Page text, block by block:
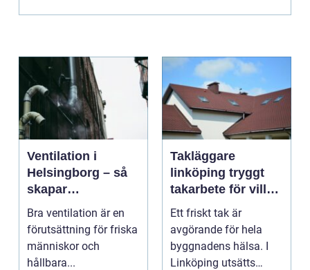
Ventilation i
Helsingborg – så
skapar
fastighetsägare
friskare och mer
energieffektiva
byggnader
Bra ventilation är en
förutsättning för friska
människor och
hållbara...
Takläggare
linköping tryggt
takarbete för villa,
brf och företag
Ett friskt tak är
avgörande för hela
byggnadens hälsa. I
Linköping utsätts